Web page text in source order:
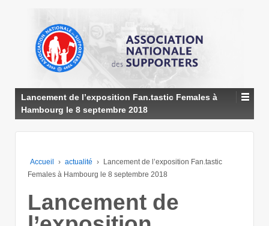
CONTENU
PRINCIPAL
Lancement de l’exposition Fan.tastic Females à
Hambourg le 8 septembre 2018
Accueil › actualité › Lancement de l’exposition Fan.tastic
Females à Hambourg le 8 septembre 2018
Lancement de